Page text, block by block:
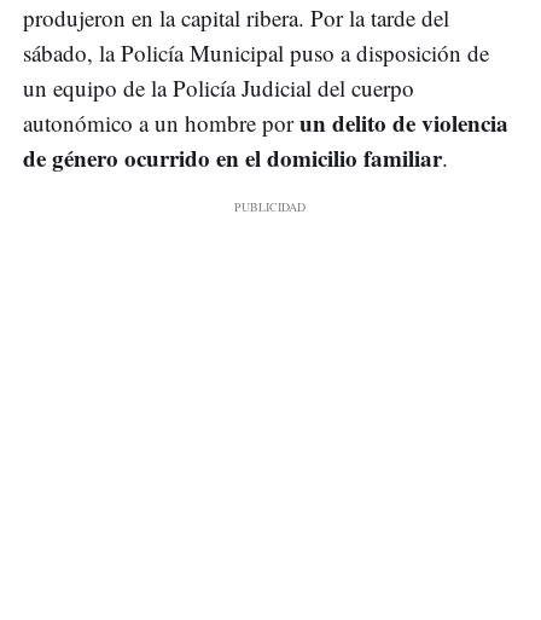
produjeron en la capital ribera. Por la tarde del
sábado, la Policía Municipal puso a disposición de
un equipo de la Policía Judicial del cuerpo
autonómico a un hombre porun delito de violencia
de género ocurrido en el domicilio familiar.